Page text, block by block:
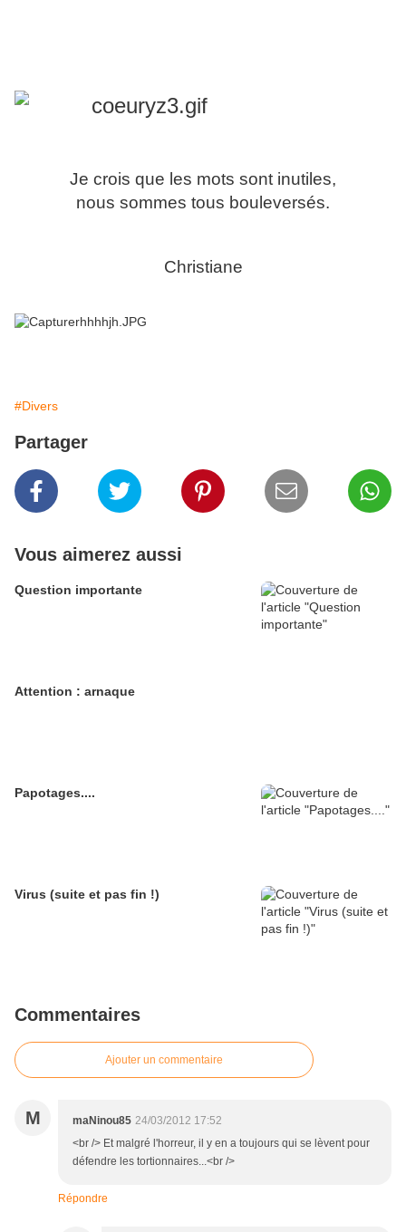
Je crois que les mots sont inutiles,
nous sommes tous bouleversés.
Christiane
#Divers
Partager
Vous aimerez aussi
Question importante
Attention : arnaque
Papotages....
Virus (suite et pas fin !)
Commentaires
Ajouter un commentaire
M maNinou85 24/03/2012 17:52
<br /> Et malgré l'horreur, il y en a toujours qui se lèvent pour
défendre les tortionnaires...<br />
Répondre